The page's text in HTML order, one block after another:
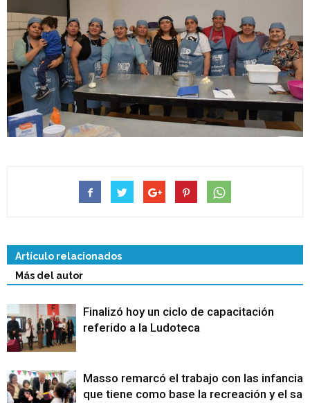
Artículo relacionados
Más del autor
Finalizó hoy un ciclo de capacitación
referido a la Ludoteca
Masso remarcó el trabajo con las infancias
que tiene como base la recreación y el